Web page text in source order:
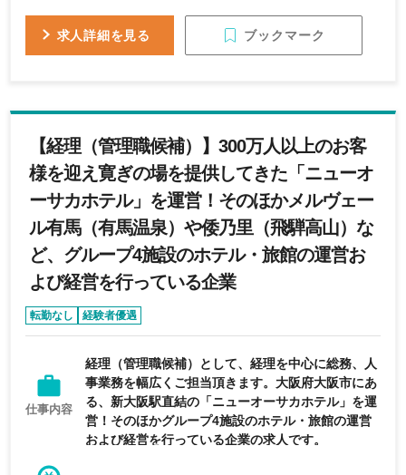
求人詳細を見る
ブックマーク
【経理（管理職候補）】300万人以上のお客
様を迎え寛ぎの場を提供してきた「ニューオ
ーサカホテル」を運営！そのほかメルヴェー
ル有馬（有馬温泉）や倭乃里（飛騨高山）な
ど、グループ4施設のホテル・旅館の運営お
よび経営を行っている企業
転勤なし 経験者優遇
仕事内容
経理（管理職候補）として、経理を中心に総務、人
事業務を幅広くご担当頂きます。大阪府大阪市にあ
る、新大阪駅直結の「ニューオーサカホテル」を運
営！そのほかグループ4施設のホテル・旅館の運営
および経営を行っている企業の求人です。